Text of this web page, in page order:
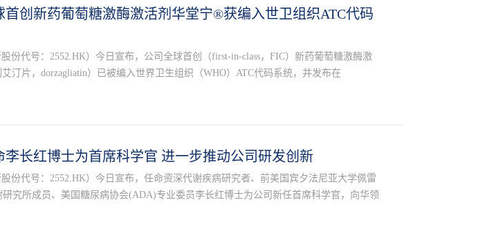
首创新药葡萄糖激酶激活剂华堂宁®获编入世卫组织ATC代码
份代号：2552.HK）今日宣布，公司全球首创（first-in-class，FIC）新药葡萄糖激酶激
汀片，dorzagliatin）已被编入世界卫生组织（WHO）ATC代码系统，并发布在
将被正式收入WHO的ATC 代码索引目录内。
李长红博士为首席科学官 进一步推动公司研发创新
份代号：2552.HK）今日宣布，任命资深代谢疾病研究者、前美国宾夕法尼亚大学佩雷
究所成员、美国糖尿病协会(ADA)专业委员李长红博士为公司新任首席科学官，向华领